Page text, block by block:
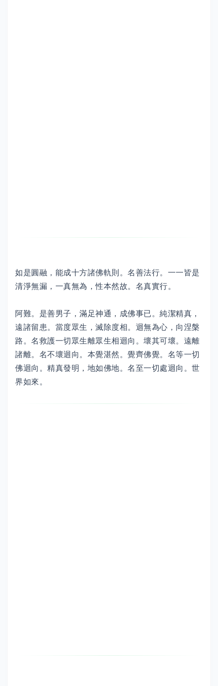
如是圓融，能成十方諸佛軌則。名善法行。一一皆是
清淨無漏，一真無為，性本然故。名真實行。
阿難。是善男子，滿足神通，成佛事已。純潔精真，
遠諸留患。當度眾生，滅除度相。迴無為心，向涅槃
路。名救護一切眾生離眾生相迴向。壞其可壞。遠離
諸離。名不壞迴向。本覺湛然。覺齊佛覺。名等一切
佛迴向。精真發明，地如佛地。名至一切處迴向。世
界如來。